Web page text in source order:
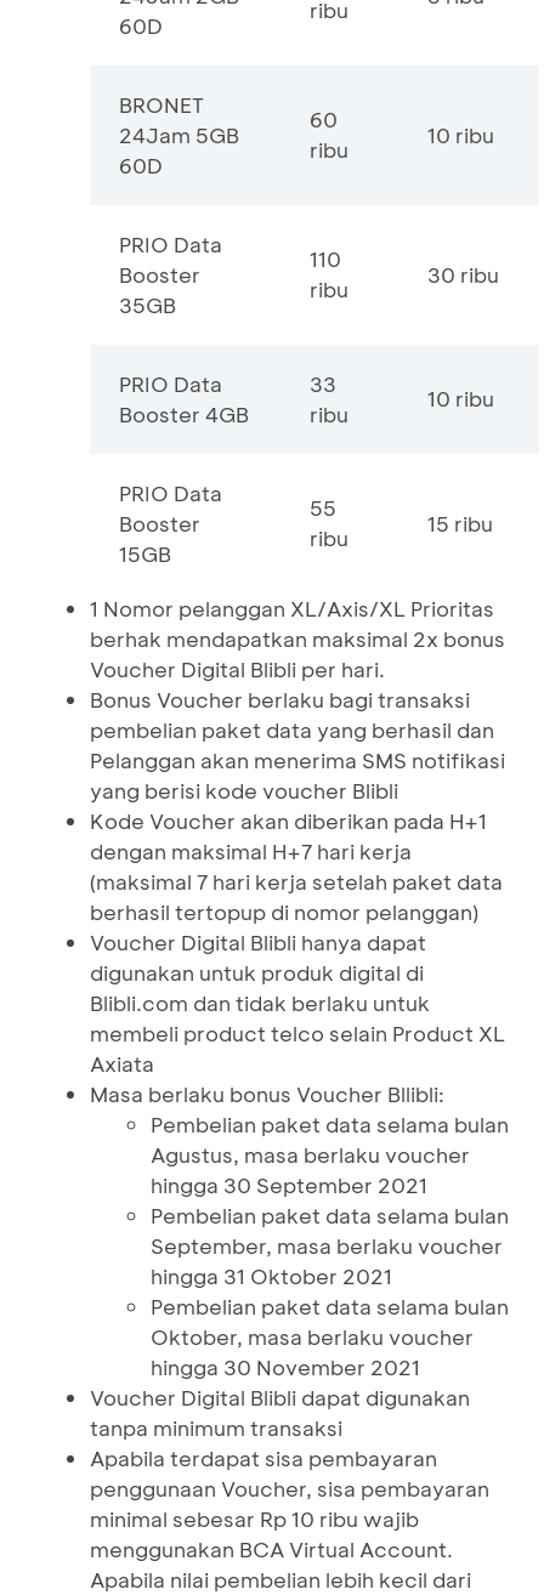
60D
ribu
BRONET
24Jam 5GB
60D
60
ribu
10 ribu
PRIO Data
Booster
35GB
110
ribu
30 ribu
PRIO Data
Booster 4GB
33
ribu
10 ribu
PRIO Data
Booster
15GB
55
ribu
15 ribu
1 Nomor pelanggan XL/Axis/XL Prioritas
berhak mendapatkan maksimal 2x bonus
Voucher Digital Blibli per hari.
Bonus Voucher berlaku bagi transaksi
pembelian paket data yang berhasil dan
Pelanggan akan menerima SMS notifikasi
yang berisi kode voucher Blibli
Kode Voucher akan diberikan pada H+1
dengan maksimal H+7 hari kerja
(maksimal 7 hari kerja setelah paket data
berhasil tertopup di nomor pelanggan)
Voucher Digital Blibli hanya dapat
digunakan untuk produk digital di
Blibli.com dan tidak berlaku untuk
membeli product telco selain Product XL
Axiata
Masa berlaku bonus Voucher Bllibli:
Pembelian paket data selama bulan
Agustus, masa berlaku voucher
hingga 30 September 2021
Pembelian paket data selama bulan
September, masa berlaku voucher
hingga 31 Oktober 2021
Pembelian paket data selama bulan
Oktober, masa berlaku voucher
hingga 30 November 2021
Voucher Digital Blibli dapat digunakan
tanpa minimum transaksi
Apabila terdapat sisa pembayaran
penggunaan Voucher, sisa pembayaran
minimal sebesar Rp 10 ribu wajib
menggunakan BCA Virtual Account.
Apabila nilai pembelian lebih kecil dari